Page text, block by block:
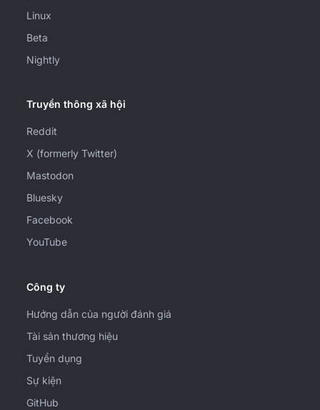
Linux
Beta
Nightly
Truyền thông xã hội
Reddit
X (formerly Twitter)
Mastodon
Bluesky
Facebook
YouTube
Công ty
Hướng dẫn của người đánh giá
Tài sản thương hiệu
Tuyển dụng
Sự kiện
GitHub